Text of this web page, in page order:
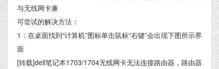
与无线网卡兼
可尝试的解决方法：
1：在桌面找到“计算机”图标单击鼠标“右键”会出现下图所示界
面
[转载]dell笔记本1703/1704无线网卡无法连接路由器，路由器